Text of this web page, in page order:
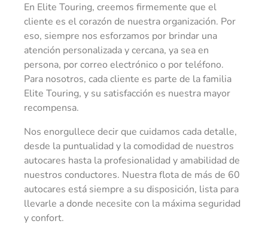
En Elite Touring, creemos firmemente que el
cliente es el corazón de nuestra organización. Por
eso, siempre nos esforzamos por brindar una
atención personalizada y cercana, ya sea en
persona, por correo electrónico o por teléfono.
Para nosotros, cada cliente es parte de la familia
Elite Touring, y su satisfacción es nuestra mayor
recompensa.
Nos enorgullece decir que cuidamos cada detalle,
desde la puntualidad y la comodidad de nuestros
autocares hasta la profesionalidad y amabilidad de
nuestros conductores. Nuestra flota de más de 60
autocares está siempre a su disposición, lista para
llevarle a donde necesite con la máxima seguridad
y confort.